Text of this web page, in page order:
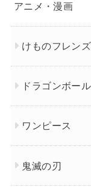
アニメ・漫画
けものフレンズ
ドラゴンボール
ワンピース
鬼滅の刃